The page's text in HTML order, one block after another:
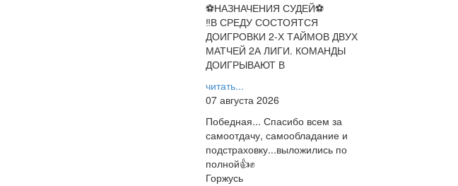
⚽НАЗНАЧЕНИЯ СУДЕЙ⚽
‼В СРЕДУ СОСТОЯТСЯ
ДОИГРОВКИ 2-Х ТАЙМОВ ДВУХ
МАТЧЕЙ 2А ЛИГИ. КОМАНДЫ
ДОИГРЫВАЮТ В
читать...
07 августа 2026
Победная... Спасибо всем за
самоотдачу, самообладание и
подстраховку...выложились по
полной👍✊
Горжусь